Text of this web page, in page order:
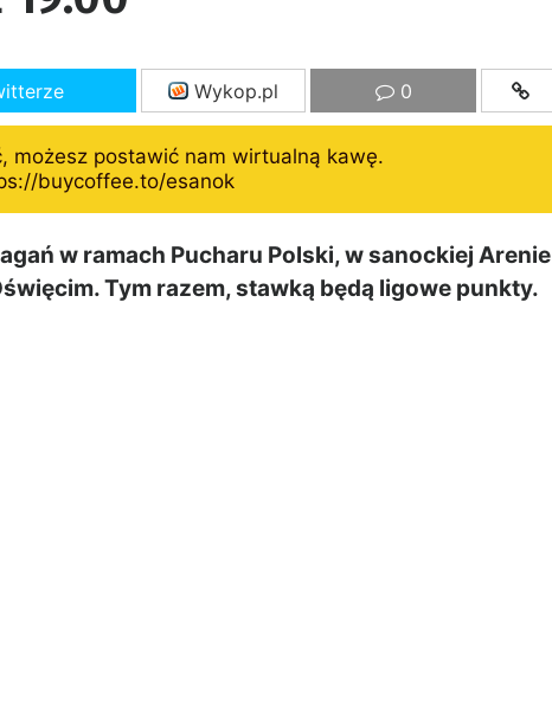
Wykop.pl 0
możesz postawić nam wirtualną kawę.
buycoffee.to/esanok
w ramach Pucharu Polski, w sanockiej Arenie
Tym razem, stawką będą ligowe punkty.